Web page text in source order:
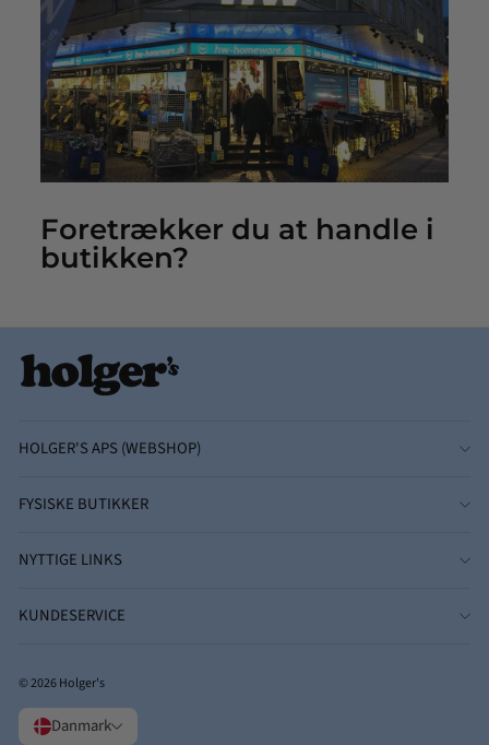
Foretrækker du at handle i
butikken?
HOLGER'S APS (WEBSHOP)
FYSISKE BUTIKKER
NYTTIGE LINKS
KUNDESERVICE
© 2026 Holger's
Danmark